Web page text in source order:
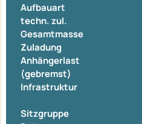
Aufbauart
techn. zul.
Gesamtmasse
Zuladung
Anhängerlast
(gebremst)
Infrastruktur
Sitzgruppe